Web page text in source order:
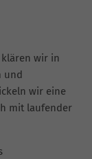
klären wir in
und
wir eine
mit laufender